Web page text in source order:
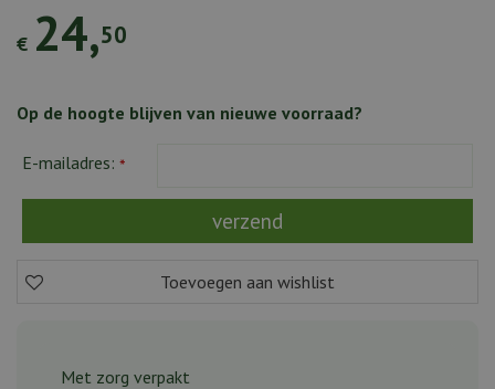
€ 24,50
Op de hoogte blijven van nieuwe voorraad?
E-mailadres: *
Met zorg verpakt